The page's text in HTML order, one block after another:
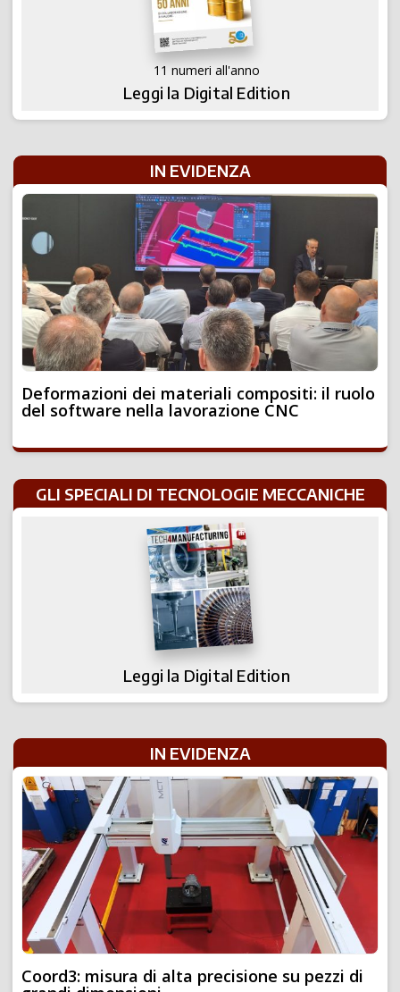
11 numeri all'anno
Leggi la Digital Edition
IN EVIDENZA
Deformazioni dei materiali compositi: il ruolo
del software nella lavorazione CNC
GLI SPECIALI DI TECNOLOGIE MECCANICHE
Leggi la Digital Edition
IN EVIDENZA
Coord3: misura di alta precisione su pezzi di